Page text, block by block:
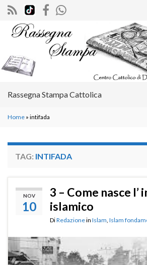
Search for:
Rassegna Stampa Cattolica
Home » intifada
TAG: INTIFADA
NOV
10
3 – Come nasce
islamico
DiRedazionein Islam Islam